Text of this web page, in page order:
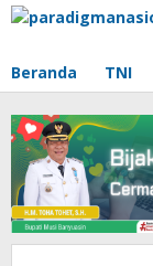
Lewati
Beranda TNI